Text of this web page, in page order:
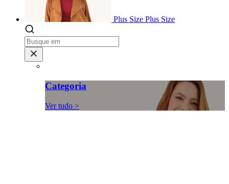
Plus Size Plus Size
Categoria
Ver tudo >